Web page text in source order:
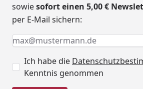
sowiesofort einen 5,00 €
per E-Mail sichern:
Keine Eingabe erforderlich
Eingabe erforderlich
E-Mail *
Ich habe die
Kenntnis genommen